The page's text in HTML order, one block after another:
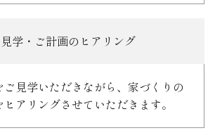
学・ご計画のヒアリング
見学いただきながら、家づくりの
アリングさせていただきます。